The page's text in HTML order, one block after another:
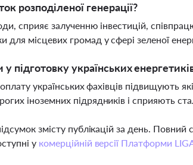
розподіленої генерації?
сприяє залученню інвестицій,
для місцевих громад у сфері зеленої
підготовку українських
оплату українських фахівців підвищують
іноземних підрядників і сприяють
змісту публікацій за день.
у комерційній версії Платформи